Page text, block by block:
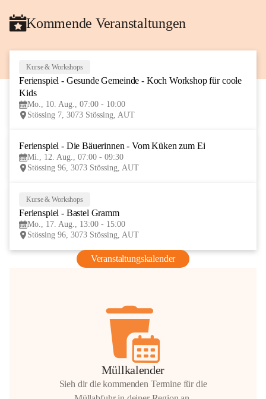
Kommende Veranstaltungen
AUG
Kurse & Workshops
Ferienspiel - Gesunde Gemeinde - Koch Workshop für coole
Kids
Mo., 10. Aug., 07:00 - 10:00
Stössing 7, 3073 Stössing, AUT
Ferienspiel - Die Bäuerinnen - Vom Küken zum Ei
Mi., 12. Aug., 07:00 - 09:30
Stössing 96, 3073 Stössing, AUT
Kurse & Workshops
Ferienspiel - Bastel Gramm
Mo., 17. Aug., 13:00 - 15:00
Stössing 96, 3073 Stössing, AUT
Veranstaltungskalender
Müllkalender
Sieh dir die kommenden Termine für die